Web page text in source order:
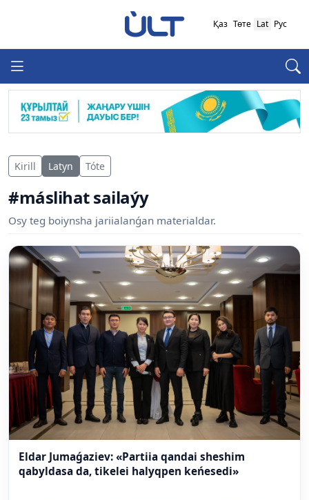
Қаз Төте Lat Рус
Kirill Latyn Tóte
#máslihat sailaýy
Osy teg boiynsha jariialanǵan materialdar.
Eldar Jumaǵaziev: «Partiia qandai sheshim
qabyldasa da, tikelei halyqpen keńesedi»